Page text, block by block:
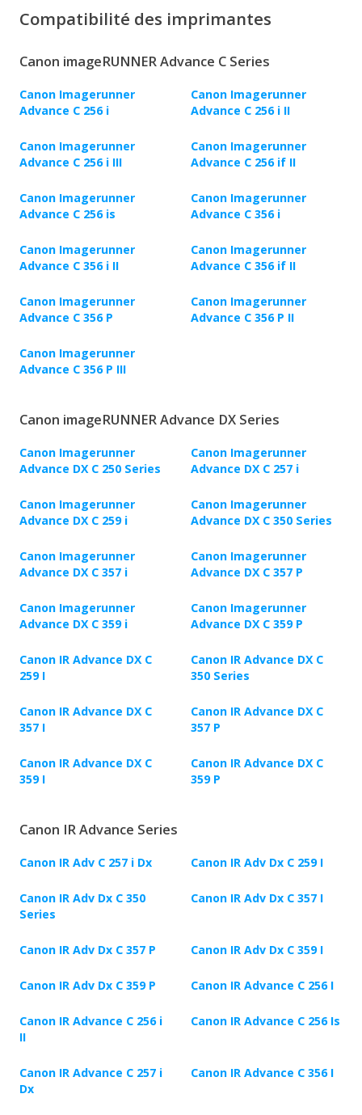
Compatibilité des imprimantes
Canon imageRUNNER Advance C Series
Canon Imagerunner
Advance C 256 i
Canon Imagerunner
Advance C 256 i II
Canon Imagerunner
Advance C 256 i III
Canon Imagerunner
Advance C 256 if II
Canon Imagerunner
Advance C 256 is
Canon Imagerunner
Advance C 356 i
Canon Imagerunner
Advance C 356 i II
Canon Imagerunner
Advance C 356 if II
Canon Imagerunner
Advance C 356 P
Canon Imagerunner
Advance C 356 P II
Canon Imagerunner
Advance C 356 P III
Canon imageRUNNER Advance DX Series
Canon Imagerunner
Advance DX C 250 Series
Canon Imagerunner
Advance DX C 257 i
Canon Imagerunner
Advance DX C 259 i
Canon Imagerunner
Advance DX C 350 Series
Canon Imagerunner
Advance DX C 357 i
Canon Imagerunner
Advance DX C 357 P
Canon Imagerunner
Advance DX C 359 i
Canon Imagerunner
Advance DX C 359 P
Canon IR Advance DX C
259 I
Canon IR Advance DX C
350 Series
Canon IR Advance DX C
357 I
Canon IR Advance DX C
357 P
Canon IR Advance DX C
359 I
Canon IR Advance DX C
359 P
Canon IR Advance Series
Canon IR Adv C 257 i Dx Canon IR Adv Dx C 259 I
Canon IR Adv Dx C 350
Series
Canon IR Adv Dx C 357 I
Canon IR Adv Dx C 357 P Canon IR Adv Dx C 359 I
Canon IR Adv Dx C 359 P Canon IR Advance C 256 I
Canon IR Advance C 256 i
II
Canon IR Advance C 256 Is
Canon IR Advance C 257 i
Dx
Canon IR Advance C 356 I